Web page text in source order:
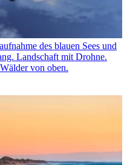
des blauen Sees und
Landschaft mit Drohne.
von oben.